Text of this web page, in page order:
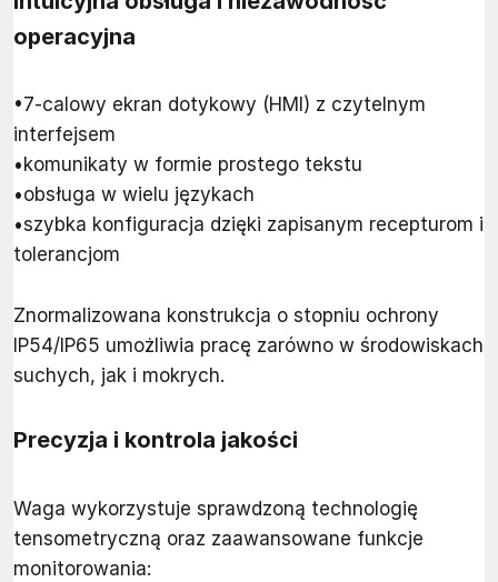
operacyjna
•7-calowy ekran dotykowy (HMI) z czytelnym
interfejsem
•komunikaty w formie prostego tekstu
•obsługa w wielu językach
•szybka konfiguracja dzięki zapisanym recepturom i
tolerancjom
Znormalizowana konstrukcja o stopniu ochrony
IP54/IP65 umożliwia pracę zarówno w środowiskach
suchych, jak i mokrych.
Precyzja i kontrola jakości
Waga wykorzystuje sprawdzoną technologię
tensometryczną oraz zaawansowane funkcje
monitorowania: